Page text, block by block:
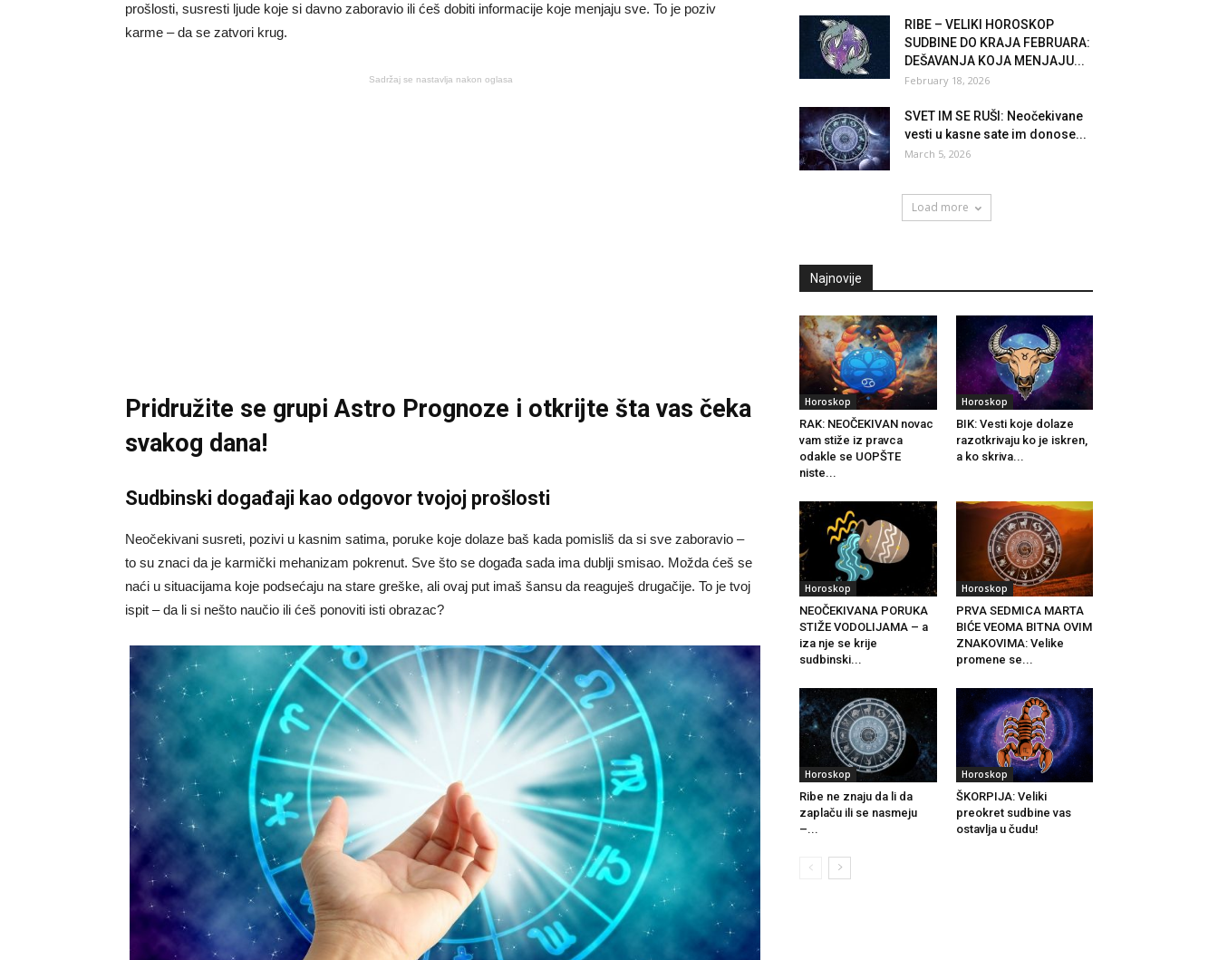
prošlosti, susresti ljude koje si davno zaboravio ili ćeš dobiti informacije koje menjaju sve. To je poziv
karme – da se zatvori krug.
Sadržaj se nastavlja nakon oglasa
Pridružite se grupiAstro Prognoze i otkrijte šta vas čeka
svakog dana!
Sudbinski događaji kao odgovor tvojoj prošlosti
Neočekivani susreti, pozivi u kasnim satima, poruke koje dolaze baš kada pomisliš da si sve zaboravio –
to su znaci da je karmički mehanizam pokrenut. Sve što se događa sada ima dublji smisao. Možda ćeš se
naći u situacijama koje podsećaju na stare greške, ali ovaj put imaš šansu da reaguješ drugačije. To je tvoj
ispit – da li si nešto naučio ili ćeš ponoviti isti obrazac?
RIBE – VELIKI HOROSKOP
SUDBINE DO KRAJA FEBRUARA:
DEŠAVANJA KOJA MENJAJU...
February 18, 2026
SVET IM SE RUŠI: Neočekivane
vesti u kasne sate im donose...
March 5, 2026
Load more
Najnovije
Horoskop
RAK: NEOČEKIVAN novac
vam stiže iz pravca
odakle se UOPŠTE
niste...
Horoskop
BIK: Vesti koje dolaze
razotkrivaju ko je iskren,
a ko skriva...
Horoskop
NEOČEKIVANA PORUKA
STIŽE VODOLIJAMA – a
iza nje se krije
sudbinski...
Horoskop
PRVA SEDMICA MARTA
BIĆE VEOMA BITNA OVIM
ZNAKOVIMA: Velike
promene se...
Horoskop
Ribe ne znaju da li da
zaplaču ili se nasmeju
–...
Horoskop
ŠKORPIJA: Veliki
preokret sudbine vas
ostavlja u čudu!